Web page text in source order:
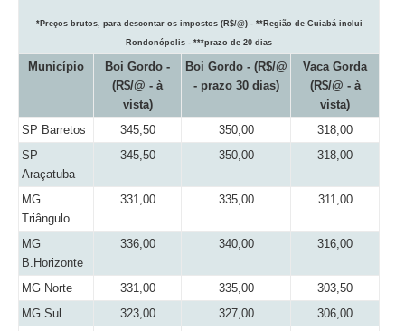
*Preços brutos, para descontar os impostos (R$/@) - **Região de Cuiabá inclui
Rondonópolis - ***prazo de 20 dias
Município
Boi Gordo -
(R$/@ - à
vista)
Boi Gordo - (R$/@
- prazo 30 dias)
Vaca Gorda
(R$/@ - à
vista)
SP Barretos
345,50 350,00
318,00
SP
Araçatuba
345,50 350,00 318,00
MG
Triângulo
331,00 335,00 311,00
MG
B.Horizonte
336,00 340,00 316,00
MG Norte 331,00 335,00
303,50
MG Sul
323,00 327,00
306,00